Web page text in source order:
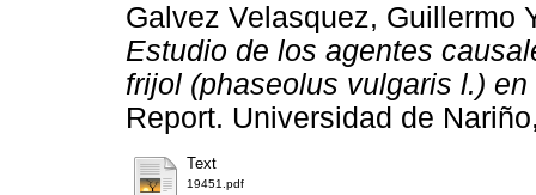
Galvez Velasquez, Guillermo
Estudio de los agentes
frijol (phaseolus vulgaris l.)
Report. Universidad de
Text
19451.pdf